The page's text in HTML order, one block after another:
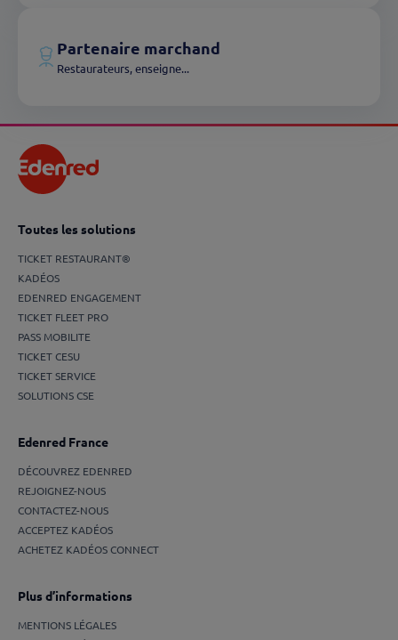
Partenaire marchand
Restaurateurs, enseigne...
Toutes les solutions
TICKET RESTAURANT®
KADÉOS
EDENRED ENGAGEMENT
TICKET FLEET PRO
PASS MOBILITE
TICKET CESU
TICKET SERVICE
SOLUTIONS CSE
Edenred France
DÉCOUVREZ EDENRED
REJOIGNEZ-NOUS
CONTACTEZ-NOUS
ACCEPTEZ KADÉOS
ACHETEZ KADÉOS CONNECT
Plus d’informations
MENTIONS LÉGALES